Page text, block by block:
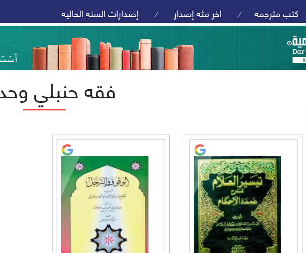
كتب مترجمه / اخر مئه إصدار / إصدارات السنه الحاليه
فقه حنبلي